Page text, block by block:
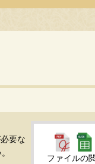
要な
ファイルの